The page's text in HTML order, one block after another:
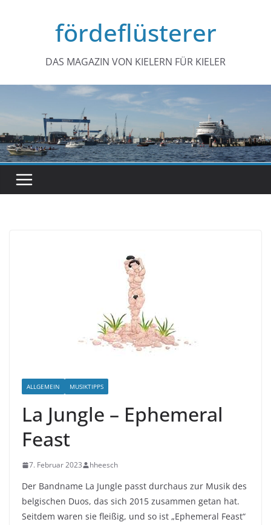
fördeflüsterer
DAS MAGAZIN VON KIELERN FÜR KIELER
ALLGEMEIN MUSIKTIPPS
La Jungle – Ephemeral
Feast
7. Februar 2023 hheesch
Der Bandname La Jungle passt durchaus zur Musik des
belgischen Duos, das sich 2015 zusammen getan hat.
Seitdem waren sie fleißig, und so ist „Ephemeral Feast“